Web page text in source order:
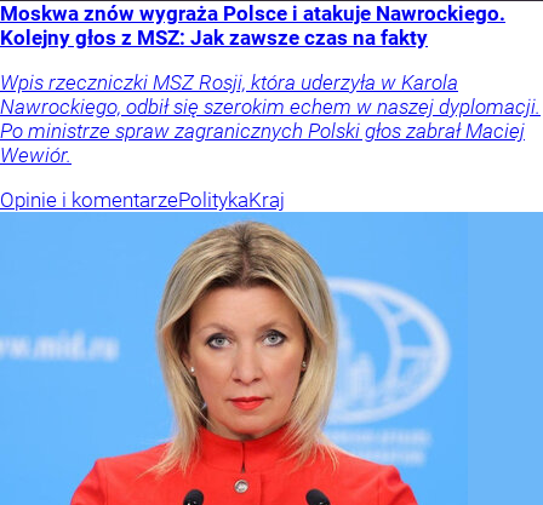
Moskwa znów wygraża Polsce i atakuje Nawrockiego.
Kolejny głos z MSZ: Jak zawsze czas na fakty
Wpis rzeczniczki MSZ Rosji, która uderzyła w Karola
Nawrockiego, odbił się szerokim echem w naszej dyplomacji.
Po ministrze spraw zagranicznych Polski głos zabrał Maciej
Wewiór.
Opinie i komentarzePolitykaKraj